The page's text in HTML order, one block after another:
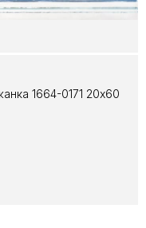
1664-0171 20x60